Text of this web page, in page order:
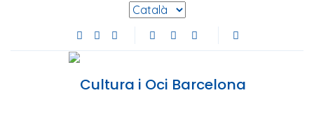
Selecciona l'idioma
Facebook de Cultura i Oci Barcelona (s'obre en
Instagram de Cultura i Oci Barcelona
Youtube de Cultura i Oci Barcelona